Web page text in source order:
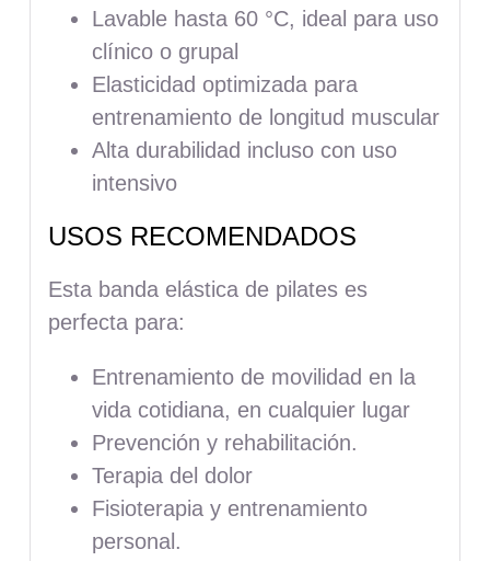
Lavable hasta 60 °C, ideal para uso
clínico o grupal
Elasticidad optimizada para
entrenamiento de longitud muscular
Alta durabilidad incluso con uso
intensivo
USOS RECOMENDADOS
Esta banda elástica de pilates es
perfecta para:
Entrenamiento de movilidad en la
vida cotidiana, en cualquier lugar
Prevención y rehabilitación.
Terapia del dolor
Fisioterapia y entrenamiento
personal.